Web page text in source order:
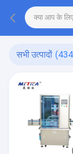
सभी उत्पादों